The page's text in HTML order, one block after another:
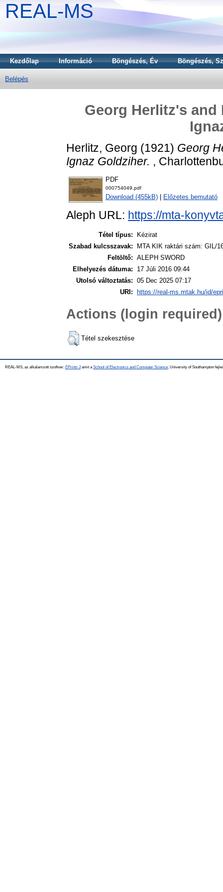
REAL-MS
Kezdőlap Információ Böngészés, Év Böngészés,
Belépés
Georg Herlitz's
Herlitz, Georg (1921) Georg
Ignaz Goldziher. ,
PDF
000754049.pdf
Download (455kB) Előzetes bemutató
Aleph URL: https://mta-
Tétel típus:
Kézirat
Szabad kulcsszavak:
MTA KIK raktári szám: GIL/
Feltöltő: ALEPH SWORD
Elhelyezés dátuma:
17 Júli 2016 09:44
Utolsó változtatás: 05 Dec 2025 07:17
URI:
https://real-ms.mtak.hu/id/
Actions (login required)
Tétel szekesztése
REAL-MS, az alkalamzott szoftver: EPrints 3amit a School of Electronics and Computer Science , University of Southampton